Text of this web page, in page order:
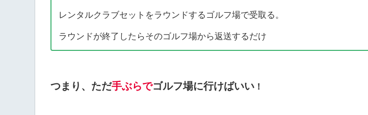
レンタルクラブセットをラウンドするゴルフ場で受取る。
ラウンドが終了したらそのゴルフ場から返送するだけ
つまり、ただ手ぶらでゴルフ場に行けばいい ！